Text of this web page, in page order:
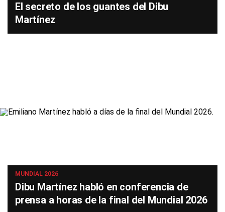
El secreto de los guantes del Dibu
Martínez
MUNDIAL 2026
Dibu Martínez habló en conferencia de
prensa a horas de la final del Mundial 2026